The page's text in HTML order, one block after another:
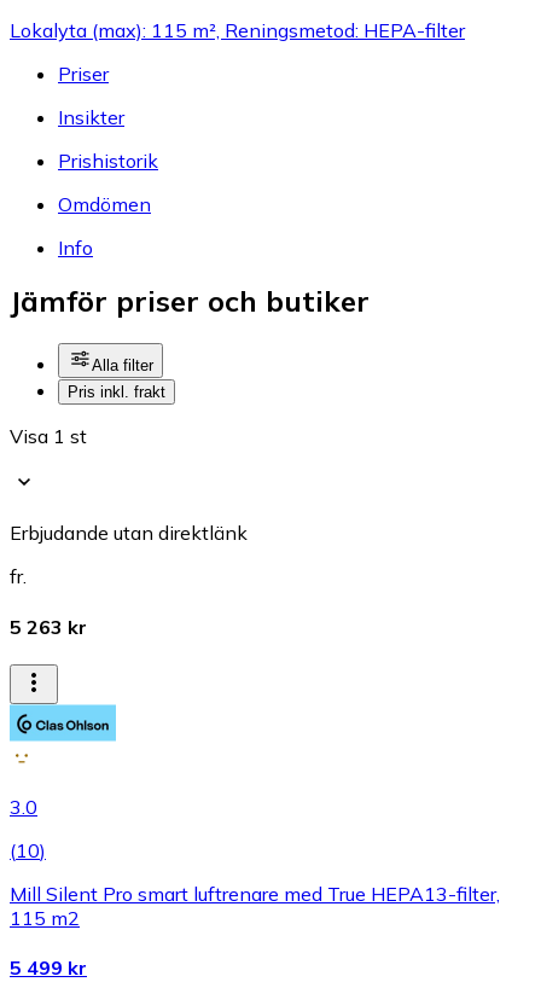
Lokalyta (max): 115 m², Reningsmetod: HEPA-filter
Priser
Insikter
Prishistorik
Omdömen
Info
Jämför priser och butiker
Alla filter
Pris inkl. frakt
Visa 1 st
Erbjudande utan direktlänk
fr.
5 263 kr
3.0
(10)
Mill Silent Pro smart luftrenare med True HEPA13-filter,
115 m2
5 499 kr